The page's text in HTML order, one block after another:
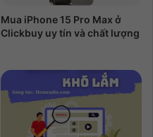
Mua iPhone 15 Pro Max ở
Clickbuy uy tín và chất lượng